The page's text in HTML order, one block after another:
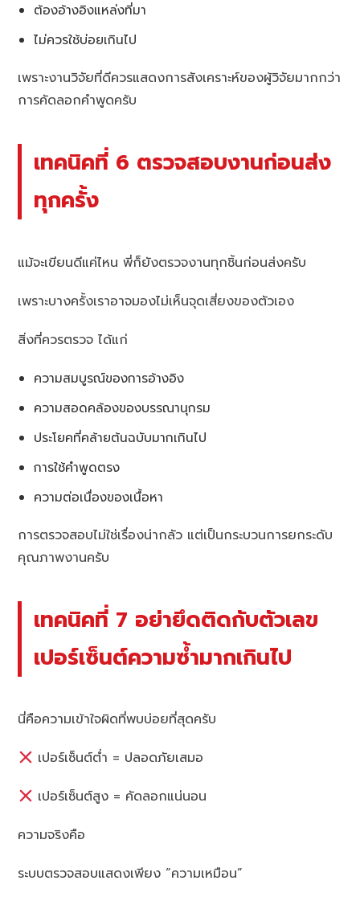
ต้องอ้างอิงแหล่งที่มา
ไม่ควรใช้บ่อยเกินไป
เพราะงานวิจัยที่ดีควรแสดงการสังเคราะห์ของผู้วิจัยมากกว่า
การคัดลอกคำพูดครับ
เทคนิคที่ 6 ตรวจสอบงานก่อนส่ง
ทุกครั้ง
แม้จะเขียนดีแค่ไหน พี่ก็ยังตรวจงานทุกชิ้นก่อนส่งครับ
เพราะบางครั้งเราอาจมองไม่เห็นจุดเสี่ยงของตัวเอง
สิ่งที่ควรตรวจ ได้แก่
ความสมบูรณ์ของการอ้างอิง
ความสอดคล้องของบรรณานุกรม
ประโยคที่คล้ายต้นฉบับมากเกินไป
การใช้คำพูดตรง
ความต่อเนื่องของเนื้อหา
การตรวจสอบไม่ใช่เรื่องน่ากลัว แต่เป็นกระบวนการยกระดับ
คุณภาพงานครับ
เทคนิคที่ 7 อย่ายึดติดกับตัวเลข
เปอร์เซ็นต์ความซ้ำมากเกินไป
นี่คือความเข้าใจผิดที่พบบ่อยที่สุดครับ
เปอร์เซ็นต์ต่ำ = ปลอดภัยเสมอ
เปอร์เซ็นต์สูง = คัดลอกแน่นอน
ความจริงคือ
ระบบตรวจสอบแสดงเพียง “ความเหมือน”